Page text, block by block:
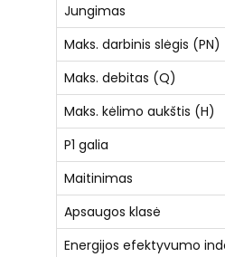
Jungimas
Maks. darbinis slėgis (PN)
Maks. debitas (Q)
Maks. kėlimo aukštis (H)
P1 galia
Maitinimas
Apsaugos klasė
Energijos efektyvumo